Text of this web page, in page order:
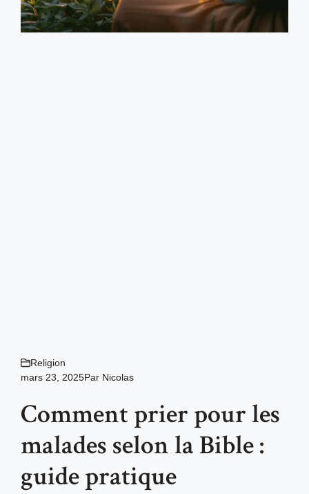
Religion
mars 23, 2025Par Nicolas
Comment prier pour les
malades selon la Bible :
guide pratique